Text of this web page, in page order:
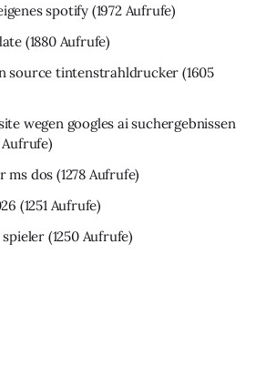
spotify (1972 Aufrufe)
(1880 Aufrufe)
source tintenstrahldrucker (1605
wegen googles ai suchergebnissen
Aufrufe)
ms dos (1278 Aufrufe)
(1251 Aufrufe)
(1250 Aufrufe)